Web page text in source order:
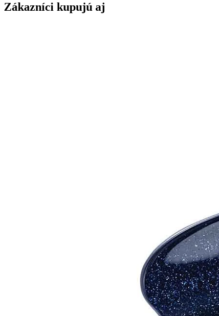
Zákazníci kupujú aj